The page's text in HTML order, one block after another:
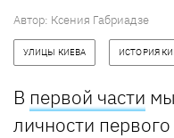
Автор: Ксения Габриадзе
УЛИЦЫ КИЕВА ИСТОРИЯ
В первой части
личности